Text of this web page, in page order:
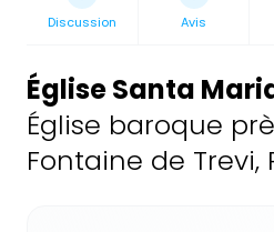
Discussion Avis
Église Santa
Église baroque
Fontaine de Trevi,